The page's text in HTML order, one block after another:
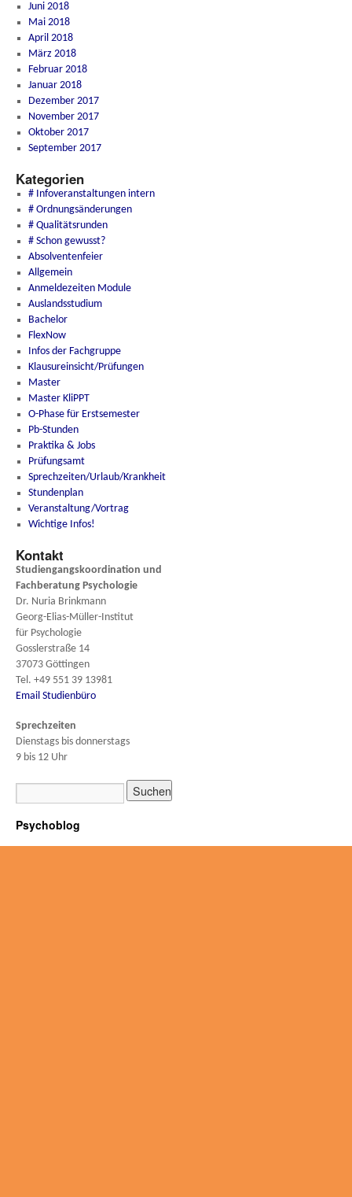
Juni 2018
Mai 2018
April 2018
März 2018
Februar 2018
Januar 2018
Dezember 2017
November 2017
Oktober 2017
September 2017
Kategorien
# Infoveranstaltungen intern
# Ordnungsänderungen
# Qualitätsrunden
# Schon gewusst?
Absolventenfeier
Allgemein
Anmeldezeiten Module
Auslandsstudium
Bachelor
FlexNow
Infos der Fachgruppe
Klausureinsicht/Prüfungen
Master
Master KliPPT
O-Phase für Erstsemester
Pb-Stunden
Praktika & Jobs
Prüfungsamt
Sprechzeiten/Urlaub/Krankheit
Stundenplan
Veranstaltung/Vortrag
Wichtige Infos!
Kontakt
Studiengangskoordination und
Fachberatung Psychologie
Dr. Nuria Brinkmann
Georg-Elias-Müller-Institut
für Psychologie
Gosslerstraße 14
37073 Göttingen
Tel. +49 551 39 13981
Email Studienbüro
Sprechzeiten
Dienstags bis donnerstags
9 bis 12 Uhr
Psychoblog